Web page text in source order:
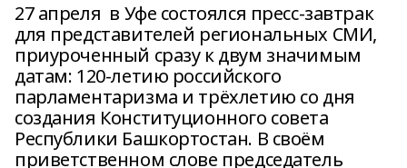
27 апреля в Уфе состоялся пресс-завтрак
для представителей региональных СМИ,
приуроченный сразу к двум значимым
датам: 120-летию российского
парламентаризма и трёхлетию со дня
создания Конституционного совета
Республики Башкортостан. В своём
приветственном слове председатель